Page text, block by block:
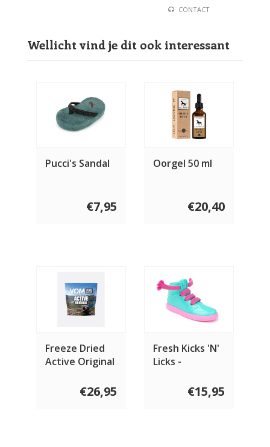
CONTACT
Wellicht vind je dit ook interessant
Pucci's Sandal
€7,95
Oorgel 50 ml
€20,40
Freeze Dried
Active Original
€26,95
Fresh Kicks 'N'
Licks -
Chew Toy€15,95